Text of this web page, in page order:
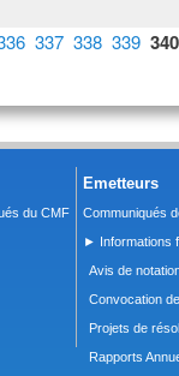
337 338 339 340
du CMF
Emetteurs
Communiqués
► Informations
Avis de
Convocation
Projets de
Rapports